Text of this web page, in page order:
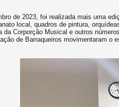
de 2023, foi realizada mais uma
local, quadros de pintura,
da Corporção Musical e outros
de Barraqueiros movimentaram